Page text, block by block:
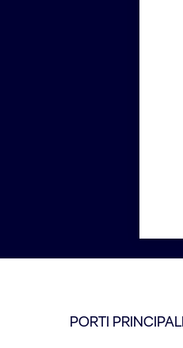
PORTI PRINCIPALI